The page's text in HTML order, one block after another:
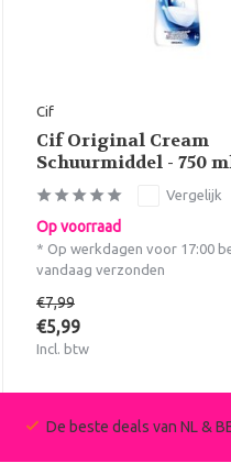
Cif
Cif Original Cream
Schuurmiddel - 750
Vergelijk
Op voorraad
* Op werkdagen voor 17:00
vandaag verzonden
€7,99
€5,99
Incl. btw
De beste deals van NL &